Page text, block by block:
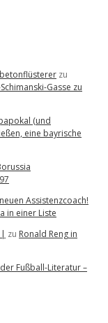
betonflüsterer zu
Gasse zu
(und
eine bayrische
Assistenzcoach!
in einer Liste
zu Ronald Reng in
Fußball-Literatur –